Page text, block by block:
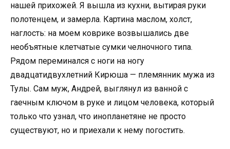
нашей прихожей. Я вышла из кухни, вытирая руки
полотенцем, и замерла. Картина маслом, холст,
наглость: на моем коврике возвышались две
необъятные клетчатые сумки челночного типа.
Рядом переминался с ноги на ногу
двадцатидвухлетний Кирюша — племянник мужа из
Тулы. Сам муж, Андрей, выглянул из ванной с
гаечным ключом в руке и лицом человека, который
только что узнал, что инопланетяне не просто
существуют, но и приехали к нему погостить.